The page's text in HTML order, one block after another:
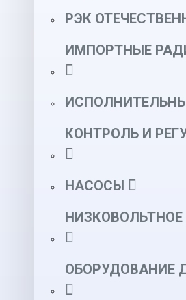
РЭК
ИМПОРТНЫЕ
КОНТРОЛЬ И
НАСОСЫ
ОБОРУДОВАНИЕ